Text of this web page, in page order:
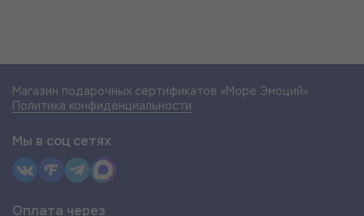
Магазин подарочных сертификатов «Море Эмоций»
Политика конфиденциальности
Мы в соц сетях
Оплата через